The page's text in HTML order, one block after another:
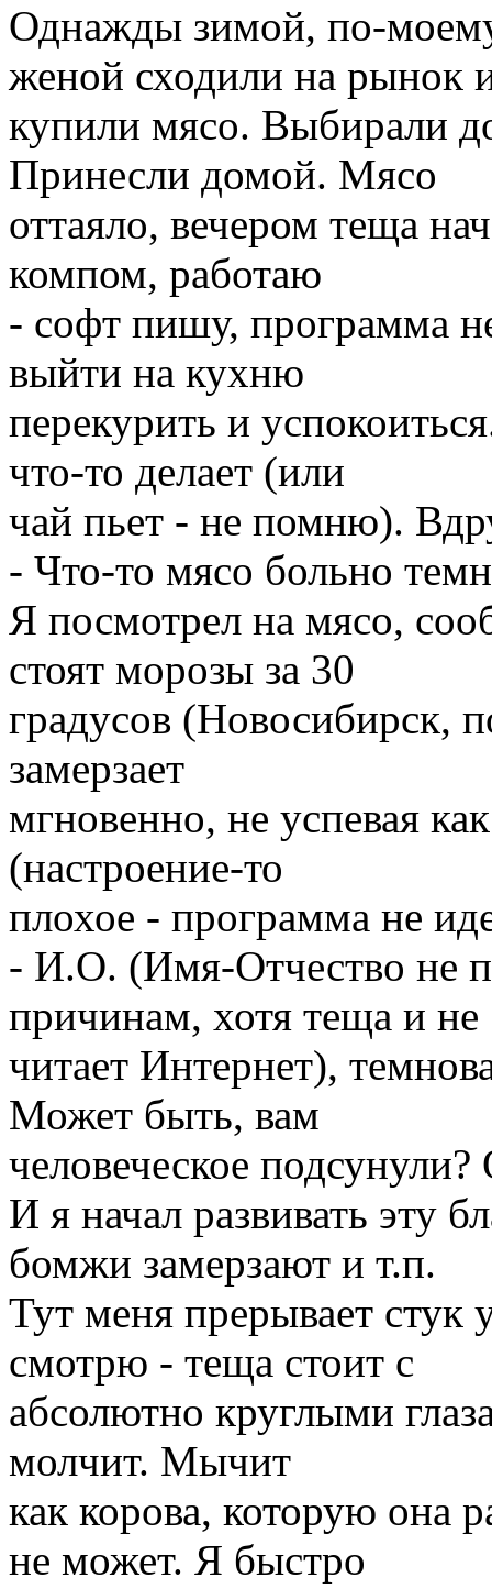
Однажды зимой, по-
женой сходили на рынок
купили мясо. Выбирали
Принесли домой. Мясо
оттаяло, вечером теща
компом, работаю
- софт пишу, программа
выйти на кухню
перекурить и
что-то делает (или
чай пьет - не помню).
- Что-то мясо больно
Я посмотрел на мясо,
стоят морозы за 30
градусов (Новосибирск,
замерзает
мгновенно, не успевая
(настроение-то
плохое - программа не
- И.О. (Имя-Отчество не
причинам, хотя теща и не
читает Интернет),
Может быть, вам
человеческое
И я начал развивать эту
бомжи замерзают и т.п.
Тут меня прерывает
смотрю - теща стоит с
абсолютно круглыми
молчит. Мычит
как корова, которую она
не может. Я быстро